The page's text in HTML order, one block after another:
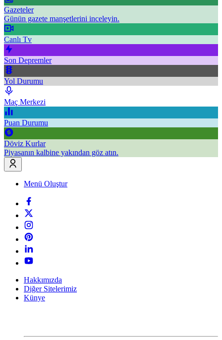
Gazeteler
Günün gazete manşetlerini inceleyin.
Canlı Tv
Son Depremler
Yol Durumu
Maç Merkezi
Puan Durumu
Döviz Kurlar
Piyasanın kalbine yakından göz atın.
Menü Oluştur
Hakkımızda
Diğer Sitelerimiz
Künye